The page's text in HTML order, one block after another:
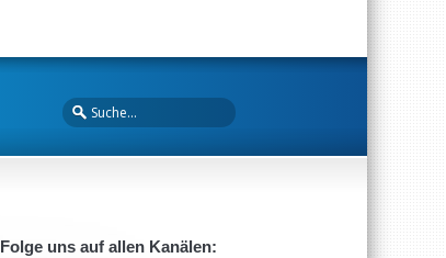
Folge uns auf allen Kanälen: